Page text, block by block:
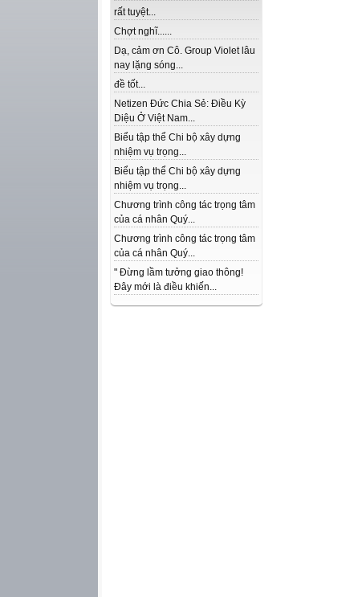
rất tuyệt...
Chợt nghĩ......
Dạ, cảm ơn Cô. Group Violet lâu
nay lặng sóng...
đề tốt...
Netizen Đức Chia Sẻ: Điều Kỳ
Diệu Ở Việt Nam...
Biểu tập thể Chi bộ xây dựng
nhiệm vụ trọng...
Biểu tập thể Chi bộ xây dựng
nhiệm vụ trọng...
Chương trình công tác trọng tâm
của cá nhân Quý...
Chương trình công tác trọng tâm
của cá nhân Quý...
" Đừng lầm tưởng giao thông!
Đây mới là điều khiến...